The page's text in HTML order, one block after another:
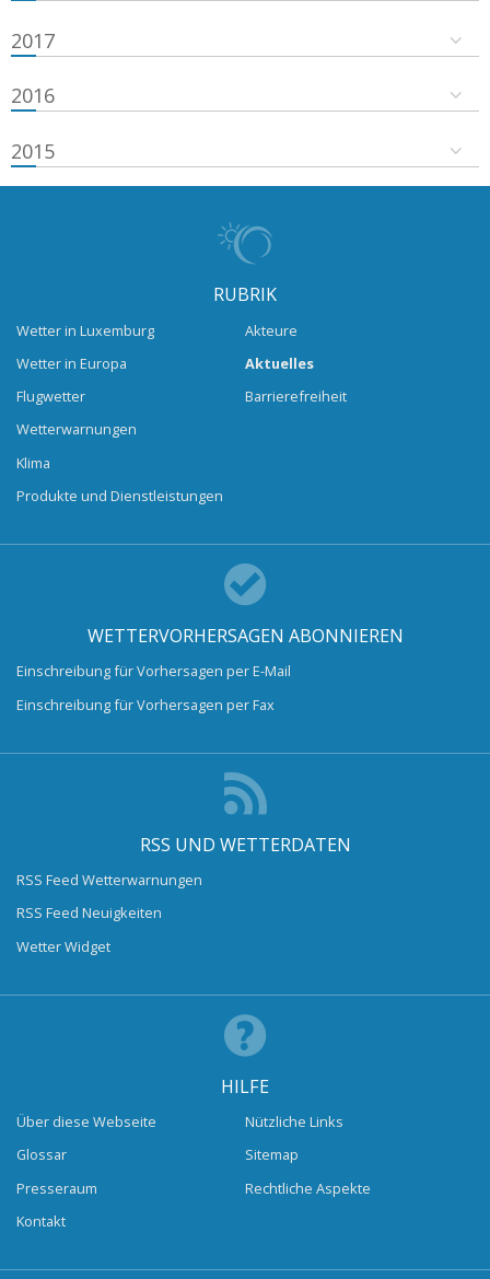
2017
2016
2015
RUBRIK
Wetter in Luxemburg
Wetter in Europa
Flugwetter
Wetterwarnungen
Klima
Produkte und Dienstleistungen
Akteure
Aktuelles
Barrierefreiheit
WETTERVORHERSAGEN ABONNIEREN
Einschreibung für Vorhersagen per E-Mail
Einschreibung für Vorhersagen per Fax
RSS UND WETTERDATEN
RSS Feed Wetterwarnungen
RSS Feed Neuigkeiten
Wetter Widget
HILFE
Über diese Webseite
Glossar
Presseraum
Kontakt
Nützliche Links
Sitemap
Rechtliche Aspekte